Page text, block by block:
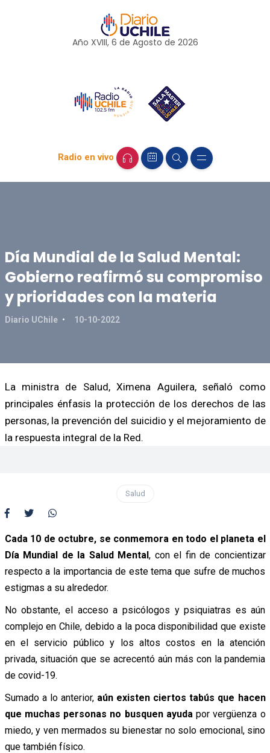
Año XVIII, 6 de Agosto de 2026
Radio en vivo
Día Mundial de la Salud Mental:
Gobierno reafirmó su compromiso
y prioridades con la materia
Diario UChile 10-10-2022
La ministra de Salud, Ximena Aguilera, señaló como
principales énfasis la protección de los derechos de las
personas, la prevención del suicidio y el mejoramiento de
la respuesta integral de la Red.
Salud
Cada 10 de octubre, se conmemora en todo el planeta el
Día Mundial de la Salud Mental, con el fin de concientizar
respecto a la importancia de este tema que sufre de muchos
estigmas a su alrededor.
No obstante, el acceso a psicólogos y psiquiatras es aún
complejo en Chile, debido a la poca disponibilidad que existe
en el servicio público y los altos costos en la atención
privada, situación que se acrecentó aún más con la pandemia
de covid-19.
Sumado a lo anterior, aún existen ciertos tabús que hacen
que muchas personas no busquen ayuda por vergüenza o
miedo, y ven mermados su bienestar no solo emocional, sino
que también físico.